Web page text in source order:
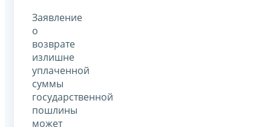
Заявление
о
возврате
излишне
уплаченной
суммы
государственной
пошлины
может